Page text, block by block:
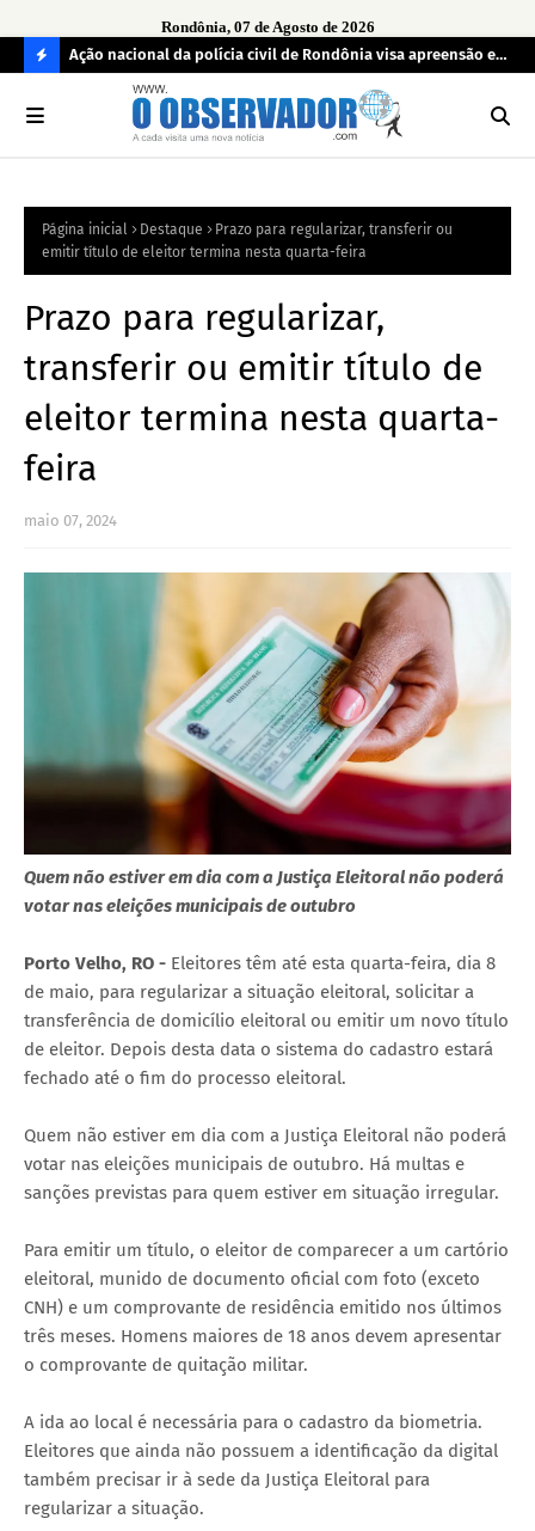
Rondônia, 07 de Agosto de 2026
O
R
ao
Ação nacional da polícia civil de Rondônia visa apreensão e
devolução de celulares roubados
Página inicial Destaque
Prazo para regularizar, transferir ou
emitir título de eleitor termina nesta quarta-feira
Prazo para regularizar,
transferir ou emitir título de
eleitor termina nesta quarta-
feira
maio 07, 2024
Quem não estiver em dia com a Justiça Eleitoral não poderá
votar nas eleições municipais de outubro
Porto Velho, RO - Eleitores têm até esta quarta-feira, dia 8
de maio, para regularizar a situação eleitoral, solicitar a
transferência de domicílio eleitoral ou emitir um novo título
de eleitor. Depois desta data o sistema do cadastro estará
fechado até o fim do processo eleitoral.
Quem não estiver em dia com a Justiça Eleitoral não poderá
votar nas eleições municipais de outubro. Há multas e
sanções previstas para quem estiver em situação irregular.
Para emitir um título, o eleitor de comparecer a um cartório
eleitoral, munido de documento oficial com foto (exceto
CNH) e um comprovante de residência emitido nos últimos
três meses. Homens maiores de 18 anos devem apresentar
o comprovante de quitação militar.
A ida ao local é necessária para o cadastro da biometria.
Eleitores que ainda não possuem a identificação da digital
também precisar ir à sede da Justiça Eleitoral para
regularizar a situação.